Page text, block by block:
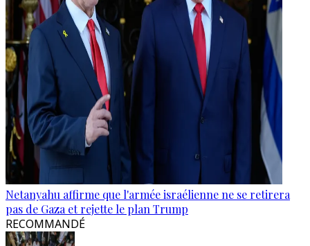
Netanyahu affirme que l'armée israélienne ne se retirera
pas de Gaza et rejette le plan Trump
RECOMMANDÉ